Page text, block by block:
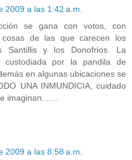
2009 a las 1:42 a.m.
se gana con votos, con
cosas de las que carecen los
Santillis y los Donofrios. La
custodiada por la pandila de
en algunas ubicaciones se
UNA INMUNDICIA, cuidado
imaginan.......
2009 a las 8:58 a.m.